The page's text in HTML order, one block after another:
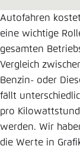
Autofahren
eine wichtige
gesamten
Vergleich
Benzin- oder
fällt
pro
werden. Wir
die Werte in
Abbrechen